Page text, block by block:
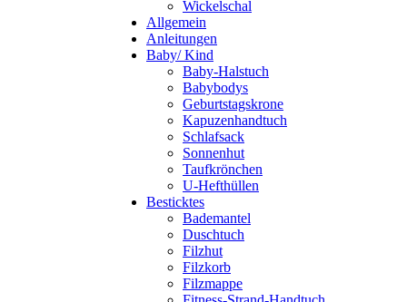
Wickelschal
Allgemein
Anleitungen
Baby/ Kind
Baby-Halstuch
Babybodys
Geburtstagskrone
Kapuzenhandtuch
Schlafsack
Sonnenhut
Taufkrönchen
U-Hefthüllen
Besticktes
Bademantel
Duschtuch
Filzhut
Filzkorb
Filzmappe